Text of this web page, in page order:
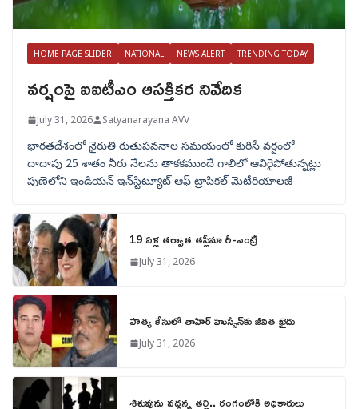
HOME PAGE SLIDER NATIONAL NEWS ALERT TRENDING TODAY
వర్షంపై ఐఐటీఎం ఆసక్తికర నివేదిక
July 31, 2026 Satyanarayana AVV
భారతదేశంలో నైరుతి రుతుపవనాల సమయంలో కురిసే వర్షంలో
దాదాపు 25 శాతం నీరు నేలను తాకకముందే గాలిలో ఆవిరైపోతున్నట్లు
పుణెలోని ఇండియన్ ఇన్‌స్టిట్యూట్ ఆఫ్ ట్రాపికల్ మెటీరియాలజీ
19 ఏళ్ల తర్వాత తస్లీమా రీ-ఎంట్రీ
July 31, 2026
హత్య కేసులో తాహిర్ హుస్సేన్‌కు జీవిత ఖైదు
July 31, 2026
శిశువును వద్దన్న తల్లి.. రంగంలోకి అధికారులు